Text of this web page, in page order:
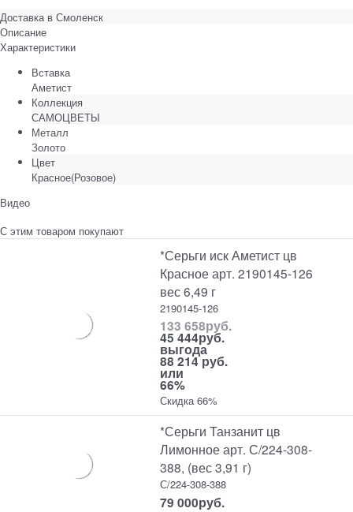
Доставка в Смоленск
Описание
Характеристики
Вставка
Аметист
Коллекция
САМОЦВЕТЫ
Металл
Золото
Цвет
Красное(Розовое)
Видео
С этим товаром покупают
*Серьги иск Аметист цв
Красное арт. 2190145-126
вес 6,49 г
2190145-126
133 658руб.
45 444руб.
выгода
88 214 руб.
или
66%
Скидка 66%
*Серьги Танзанит цв
Лимонное арт. С/224-308-
388, (вес 3,91 г)
С/224-308-388
79 000руб.